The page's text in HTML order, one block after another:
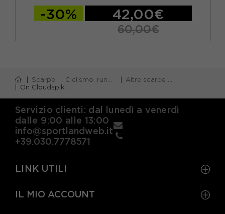
-30% 42,00€
60,00€
Scarpe Ciclismo, running e piscina
Altre scarpe da running
On Cloudspike Amplius 2 Bianco Giallo Rosa - Scarpe Running Uomo
Servizio clienti: dal lunedì a venerdì
dalle 9:00 alle 13:00
info@sportlandweb.it
+39.030.7778571
LINK UTILI
IL MIO ACCOUNT